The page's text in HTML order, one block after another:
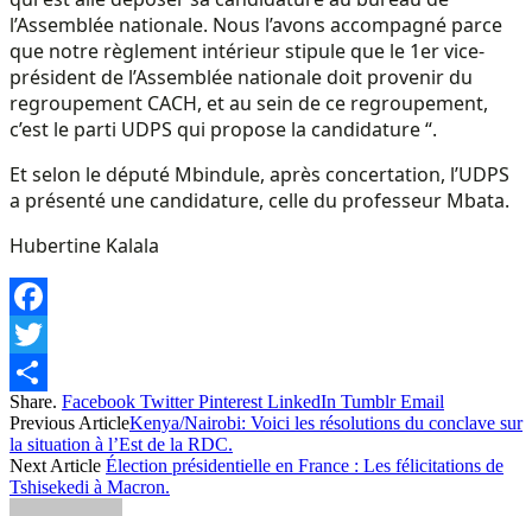
l’Assemblée nationale. Nous l’avons accompagné parce
que notre règlement intérieur stipule que le 1er vice-
président de l’Assemblée nationale doit provenir du
regroupement CACH, et au sein de ce regroupement,
c’est le parti UDPS qui propose la candidature “.
Et selon le député Mbindule, après concertation, l’UDPS
a présenté une candidature, celle du professeur Mbata.
Hubertine Kalala
Facebook
Twitter
Share
Share. Facebook Twitter Pinterest LinkedIn Tumblr Email
Previous ArticleKenya/Nairobi: Voici les résolutions du conclave sur
la situation à l’Est de la RDC.
Next Article Élection présidentielle en France : Les félicitations de
Tshisekedi à Macron.